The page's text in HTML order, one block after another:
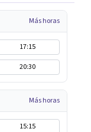
Más horas
17:15
20:30
Más horas
15:15